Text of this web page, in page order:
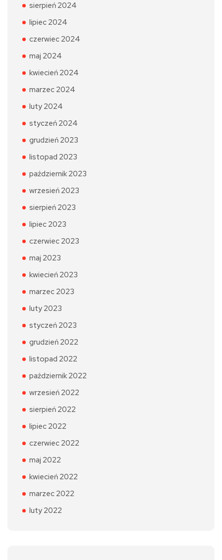
sierpień 2024
lipiec 2024
czerwiec 2024
maj 2024
kwiecień 2024
marzec 2024
luty 2024
styczeń 2024
grudzień 2023
listopad 2023
październik 2023
wrzesień 2023
sierpień 2023
lipiec 2023
czerwiec 2023
maj 2023
kwiecień 2023
marzec 2023
luty 2023
styczeń 2023
grudzień 2022
listopad 2022
październik 2022
wrzesień 2022
sierpień 2022
lipiec 2022
czerwiec 2022
maj 2022
kwiecień 2022
marzec 2022
luty 2022